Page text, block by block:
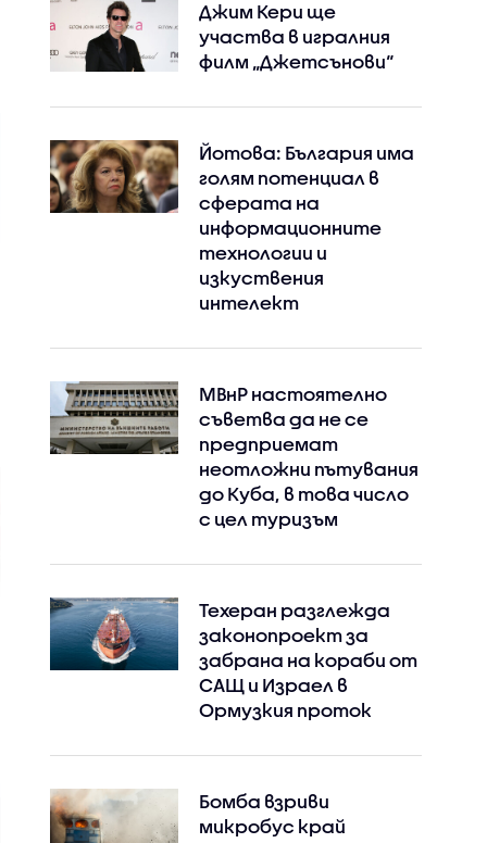
Джим Кери ще
участва в игралния
филм „Джетсънови“
Йотова: България има
голям потенциал в
сферата на
информационните
технологии и
изкуствения
интелект
МВнР настоятелно
съветва да не се
предприемат
неотложни пътувания
до Куба, в това число
с цел туризъм
Техеран разглежда
законопроект за
забрана на кораби от
САЩ и Израел в
Ормузкия проток
Бомба взриви
микробус край